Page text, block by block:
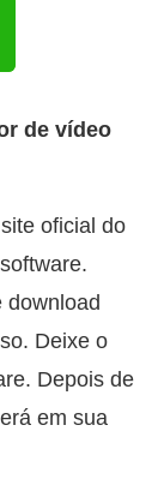
de vídeo
oficial do
download
Deixe o
Depois de
em sua